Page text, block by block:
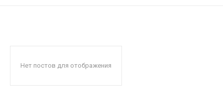
Нет постов для отображения